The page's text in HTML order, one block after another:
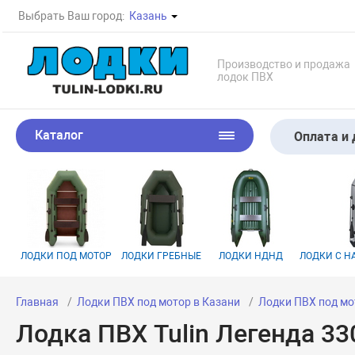
Выбрать Ваш город: Казань
Производство и продажа
лодок ПВХ
Каталог Оплата и
ЛОДКИ ПОД МОТОР ЛОДКИ ГРЕБНЫЕ ЛОДКИ НДНД ЛОДКИ С
Главная Лодки ПВХ под мотор в Казани Лодки ПВХ под
Лодка ПВХ Tulin Легенда